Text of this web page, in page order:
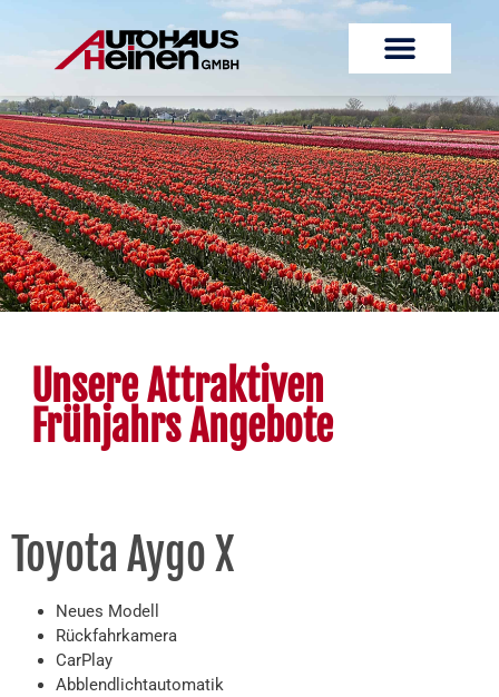
Unsere Attraktiven
Frühjahrs Angebote
Toyota Aygo X
Neues Modell
Rückfahrkamera
CarPlay
Abblendlichtautomatik